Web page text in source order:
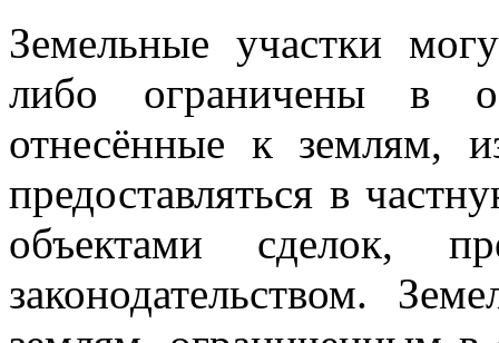
Земельные участки
либо ограничены в
отнесённые к землям,
предоставляться в
объектами сделок,
законодательством.